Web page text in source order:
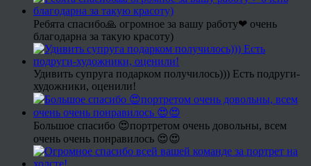
Ребята спасибо🙏 огромное за вашу работу❤ очень
благодарна за такую красоту)
Удивить супруга подарком получилось))) Есть подруги-
художники, оценили!
Большое спасибо 😍портретом очень довольны, всем
очень очень понравилось 😍😍